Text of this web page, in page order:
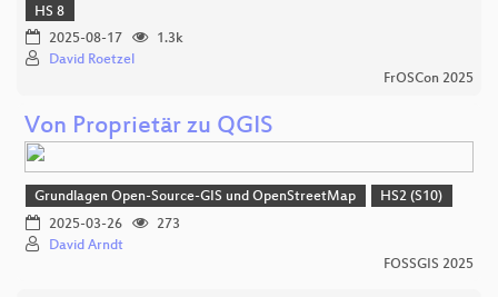
HS 8
2025-08-17
1.3k
David Roetzel
FrOSCon 2025
Von Proprietär zu QGIS
Grundlagen Open-Source-GIS und OpenStreetMap
HS2 (S10)
2025-03-26
273
David Arndt
FOSSGIS 2025